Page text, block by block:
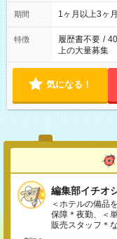
期間 1ヶ月以上3ヶ
特徴 履歴書不要 /
上の大量募集
気になる！
編集部イチオ
＜ホテルの備品
保障＊夜勤、＜
販売スタッフ＊